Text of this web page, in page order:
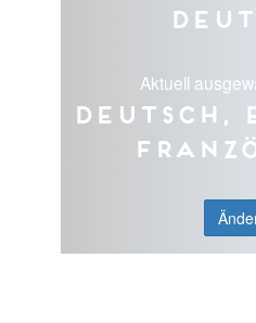
Aktuell
Deutsch,